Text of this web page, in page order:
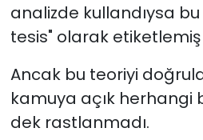
analizde kullandıysa bu
tesis" olarak
Ancak bu teoriyi
kamuya açık herhangi
dek rastlanmadı.